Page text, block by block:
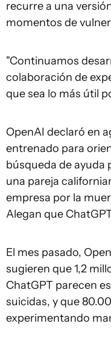
recurre a una
momentos de
"Continuamos
colaboración de
que sea lo más útil
OpenAI declaró en
entrenado para
búsqueda de ayuda
una pareja
empresa por la
Alegan que
El mes pasado,
sugieren que 1,2
ChatGPT parecen
suicidas, y que
experimentando